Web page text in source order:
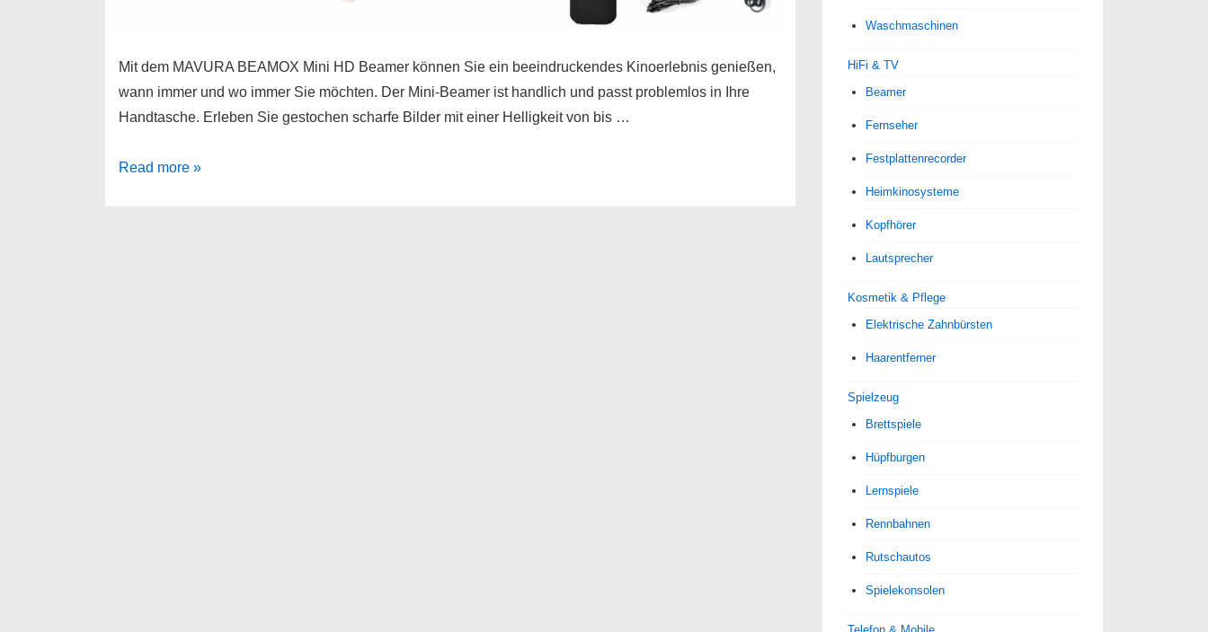
Mit dem MAVURA BEAMOX Mini HD Beamer können Sie ein beeindruckendes Kinoerlebnis genießen,
wann immer und wo immer Sie möchten. Der Mini-Beamer ist handlich und passt problemlos in Ihre
Handtasche. Erleben Sie gestochen scharfe Bilder mit einer Helligkeit von bis …
MAVURA
Read more »
Waschmaschinen
HiFi & TV
Beamer
Fernseher
Festplattenrecorder
Heimkinosysteme
Kopfhörer
Lautsprecher
Kosmetik & Pflege
Elektrische Zahnbürsten
Haarentferner
Spielzeug
Brettspiele
Hüpfburgen
Lernspiele
Rennbahnen
Rutschautos
Spielekonsolen